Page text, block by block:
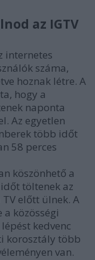
az IGTV
internetes
száma,
hoznak létre. A
hogy a
naponta
Az egyetlen
több időt
58 perces
köszönhető a
töltenek az
előtt ülnek. A
közösségi
kedvenc
korosztály több
van.